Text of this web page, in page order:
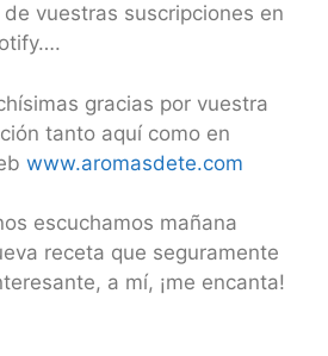
vuestras suscripciones en
gracias por vuestra
tanto aquí como en
www.aromasdete.com
escuchamos mañana
receta que seguramente
a mí, ¡me encanta!